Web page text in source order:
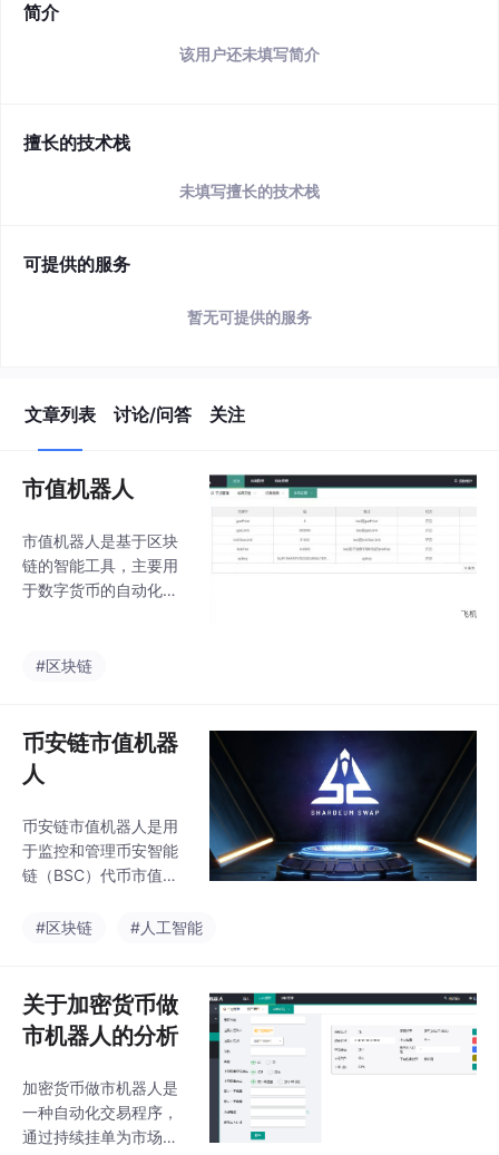
简介
该用户还未填写简介
擅长的技术栈
未填写擅长的技术栈
可提供的服务
暂无可提供的服务
文章列表 讨论/问答 关注
市值机器人
市值机器人是基于区块
链的智能工具，主要用
于数字货币的自动化市
据并自动执行交易；2）
与资产归集。其优势在
于提升交易效率50%、
降低人工成本、增强流
特别适合高波动的数字
货币市场。
#区块链
币安链市值机器
人
币安链市值机器人是用
于监控和管理币安智能
链（BSC）代币市值的
包括交易刷量、策略执
易或警报。这类工具适
用于高波动的数字货币
市场，在牛市中尤为有
代币或跟踪排名变化等
场景。典型应用包括Pa
ncakeSwap狙击机器人
#区块链 #人工智能
关于加密货币做
市机器人的分析
加密货币做市机器人是
一种自动化交易程序，
通过持续挂单为市场提